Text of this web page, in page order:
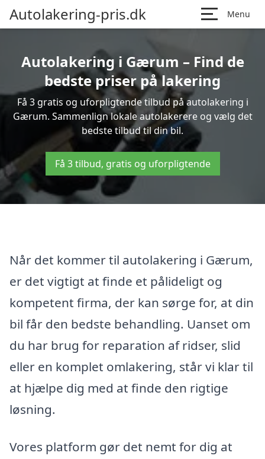
Autolakering-pris.dk Menu
Autolakering i Gærum – Find de
bedste priser på lakering
Få 3 gratis og uforpligtende tilbud på autolakering i
Gærum. Sammenlign lokale autolakerere og vælg det
bedste tilbud til din bil.
Få 3 tilbud, gratis og uforpligtende
Når det kommer til autolakering i Gærum,
er det vigtigt at finde et pålideligt og
kompetent firma, der kan sørge for, at din
bil får den bedste behandling. Uanset om
du har brug for reparation af ridser, slid
eller en komplet omlakering, står vi klar til
at hjælpe dig med at finde den rigtige
løsning.
Vores platform gør det nemt for dig at